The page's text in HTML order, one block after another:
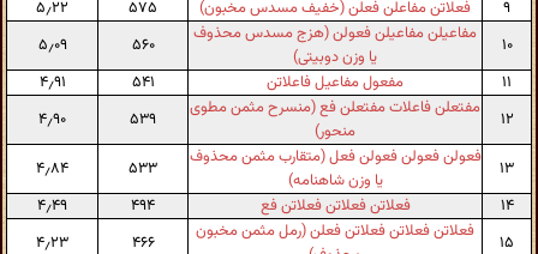
۹
فعلاتن مفاعلن فعلن (خفیف مسدس مخبون) ۵۷۵
۵٫۲۲
۱۰
مفاعیلن مفاعیلن فعولن (هزج مسدس محذوف
یا وزن دوبیتی)
۵۶۰
۵٫۰۹
۱۱
مفعول مفاعیل فاعلاتن ۵۴۱
۴٫۹۱
۱۲
مفتعلن فاعلات مفتعلن فع (منسرح مثمن مطوی
منحور)
۵۳۹ ۴٫۹۰
۱۳
فعولن فعولن فعولن فعل (متقارب مثمن محذوف
یا وزن شاهنامه)
۵۳۳
۴٫۸۴
۱۴
فعلاتن فعلاتن فعلاتن فع ۴۹۴
۴٫۴۹
۱۵
فعلاتن فعلاتن فعلاتن فعلن (رمل مثمن مخبون
۴۶۶ ۴٫۲۳